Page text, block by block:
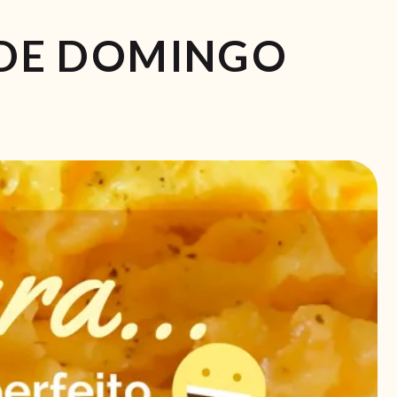
DOMINGO